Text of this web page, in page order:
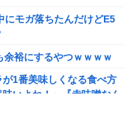
にモガ落ちたんだけどE5
裕にするやつｗｗｗｗ
が1番美味しくなる食べ方
いよね！』『赤味噌なん